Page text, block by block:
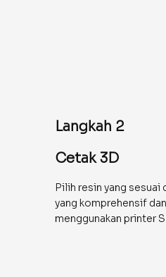
Langkah 2
Cetak 3D
Pilih resin yang sesuai
yang komprehensif
menggunakan printer